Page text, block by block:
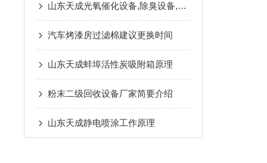
山东天成光氧催化设备,除臭设备,光氧活性炭一体机发货宿迁
汽车烤漆房过滤棉建议更换时间
山东天成蚌埠活性炭吸附箱原理
粉末二级回收设备厂家简要介绍
山东天成静电喷涂工作原理